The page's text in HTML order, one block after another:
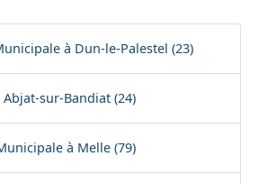
à Dun-le-Palestel (23)
sur-Bandiat (24)
à Melle (79)